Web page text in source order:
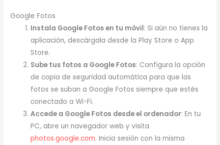
Google Fotos
Instala Google Fotos en tu móvil: Si aún no tienes la
aplicación, descárgala desde la Play Store o App
Store.
Sube tus fotos a Google Fotos: Configura la opción
de copia de seguridad automática para que las
fotos se suban a Google Fotos siempre que estés
conectado a Wi-Fi.
Accede a Google Fotos desde el ordenador: En tu
PC, abre un navegador web y visita
photos.google.com. Inicia sesión con la misma